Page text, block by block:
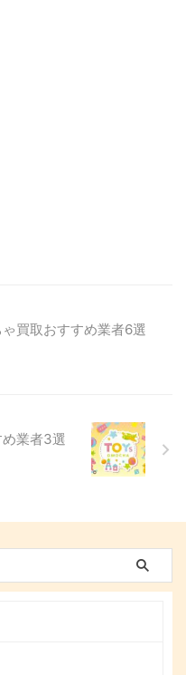
ゃ買取おすすめ業者6選
め業者3選